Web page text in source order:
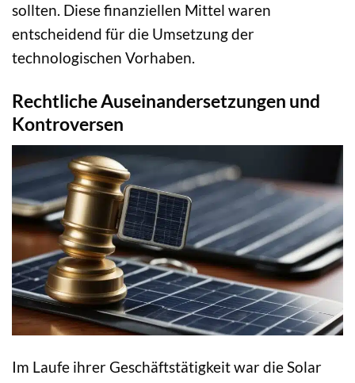
sollten. Diese finanziellen Mittel waren
entscheidend für die Umsetzung der
technologischen Vorhaben.
Rechtliche Auseinandersetzungen und
Kontroversen
Im Laufe ihrer Geschäftstätigkeit war die Solar